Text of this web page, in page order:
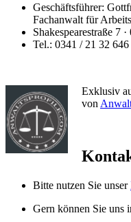
Geschäftsführer:
Fachanwalt für
Shakespearestraße 7
Tel.: 0341 / 21 32 646
Exklusiv
von
Bitte nutzen Sie unser
Gern können Sie uns